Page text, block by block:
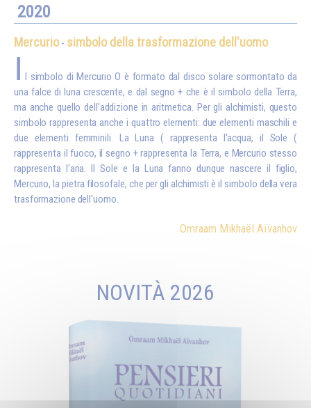
2020
Mercurio- simbolo della trasformazione dell'uomo
I l simbolo di Mercurio O è formato dal disco solare sormontato da
una falce di luna crescente, e dal segno + che è il simbolo della Terra,
ma anche quello dell'addizione in aritmetica. Per gli alchimisti, questo
simbolo rappresenta anche i quattro elementi: due elementi maschili e
due elementi femminili. La Luna ( rappresenta l'acqua, il Sole (
rappresenta il fuoco, il segno + rappresenta la Terra, e Mercurio stesso
rappresenta l'aria. Il Sole e la Luna fanno dunque nascere il figlio,
Mercurio, la pietra filosofale, che per gli alchimisti è il simbolo della vera
trasformazione dell'uomo.
Omraam Mikhaël Aïvanhov
NOVITÀ 2026